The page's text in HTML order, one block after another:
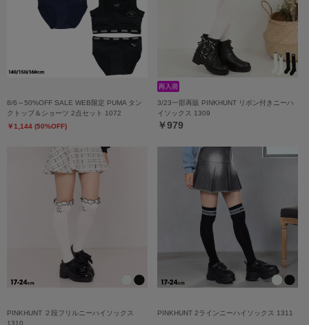
8/6～50%OFF SALE WEB限定 PUMA タン
クトップ＆ショーツ 2点セット 1072
￥1,144 (50%OFF)
3/23一部再販 PINKHUNT リボン付きニーハ
イソックス 1309
￥979
PINKHUNT ２段フリルニーハイソックス
1310
PINKHUNT 2ラインニーハイソックス 1311